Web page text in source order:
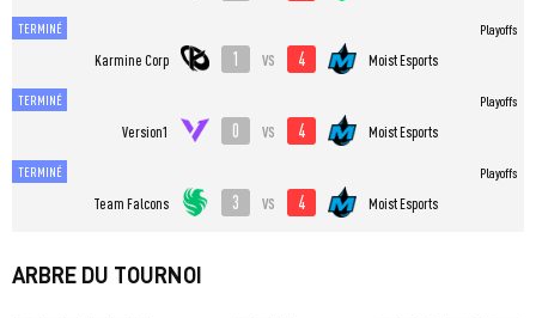
TERMINÉ
Karmine Corp 1 vs 4 Moist Esports
Playoffs
TERMINÉ
Version1 0 vs 4 Moist Esports
Playoffs
TERMINÉ
Team Falcons 3 vs 4 Moist Esports
Playoffs
ARBRE DU TOURNOI